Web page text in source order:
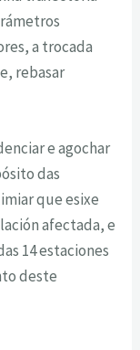
a trocada
rebasar
e agochar
das
que esixe
afectada, e
14 estaciones
deste